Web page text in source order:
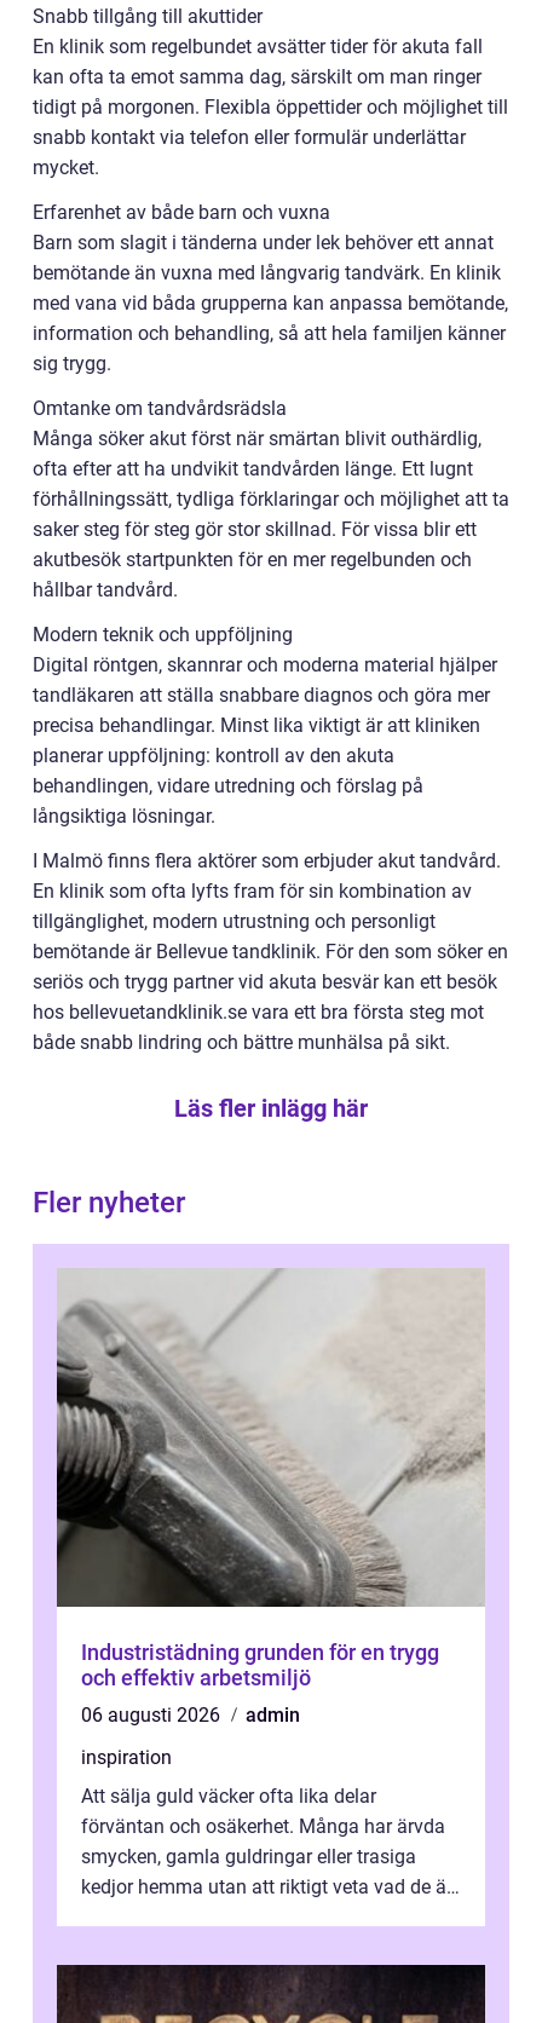
Snabb tillgång till akuttider
En klinik som regelbundet avsätter tider för akuta fall
kan ofta ta emot samma dag, särskilt om man ringer
tidigt på morgonen. Flexibla öppettider och möjlighet till
snabb kontakt via telefon eller formulär underlättar
mycket.
Erfarenhet av både barn och vuxna
Barn som slagit i tänderna under lek behöver ett annat
bemötande än vuxna med långvarig tandvärk. En klinik
med vana vid båda grupperna kan anpassa bemötande,
information och behandling, så att hela familjen känner
sig trygg.
Omtanke om tandvårdsrädsla
Många söker akut först när smärtan blivit outhärdlig,
ofta efter att ha undvikit tandvården länge. Ett lugnt
förhållningssätt, tydliga förklaringar och möjlighet att ta
saker steg för steg gör stor skillnad. För vissa blir ett
akutbesök startpunkten för en mer regelbunden och
hållbar tandvård.
Modern teknik och uppföljning
Digital röntgen, skannrar och moderna material hjälper
tandläkaren att ställa snabbare diagnos och göra mer
precisa behandlingar. Minst lika viktigt är att kliniken
planerar uppföljning: kontroll av den akuta
behandlingen, vidare utredning och förslag på
långsiktiga lösningar.
I Malmö finns flera aktörer som erbjuder akut tandvård.
En klinik som ofta lyfts fram för sin kombination av
tillgänglighet, modern utrustning och personligt
bemötande är Bellevue tandklinik. För den som söker en
seriös och trygg partner vid akuta besvär kan ett besök
hos bellevuetandklinik.se vara ett bra första steg mot
både snabb lindring och bättre munhälsa på sikt.
Läs fler inlägg här
Fler nyheter
Industristädning grunden för en trygg
och effektiv arbetsmiljö
06 augusti 2026
admin
inspiration
Att sälja guld väcker ofta lika delar
förväntan och osäkerhet. Många har ärvda
smycken, gamla guldringar eller trasiga
kedjor hemma utan att riktigt veta vad de är